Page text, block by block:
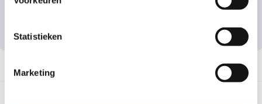
Statistieken
Marketing
Jaarverslag 2016